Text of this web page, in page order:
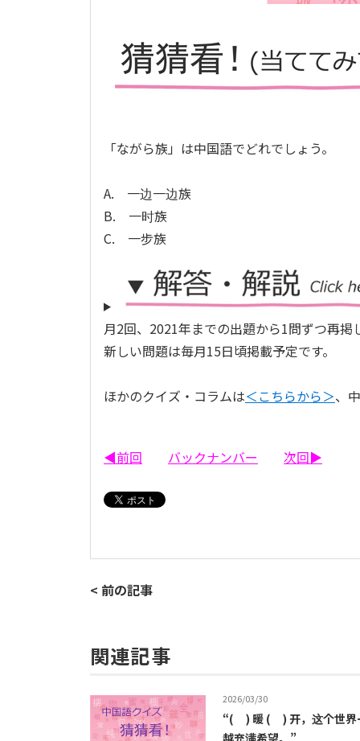
「ながら族」は中国語でどれでしょう。
A. 一边一边族
B. 一时族
C. 一步族
月2回、2021年までの出題から1問ずつ再掲
新しい問題は毎月15日頃掲載予定です。
ほかのクイズ・コラムは＜こちらから＞、
◀前回 バックナンバー 次回▶
< 前の記事
関連記事
2026/03/30
“( ) 暖 ( ) 开，这个世界
越充满希望。”